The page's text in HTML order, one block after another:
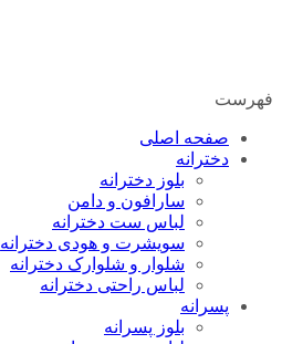
فهرست
صفحه اصلی
دخترانه
بلوز دخترانه
سارافون و دامن
لباس ست دخترانه
سویشرت و هودی دخترانه
شلوار و شلوارک دخترانه
لباس راحتی دخترانه
پسرانه
بلوز پسرانه